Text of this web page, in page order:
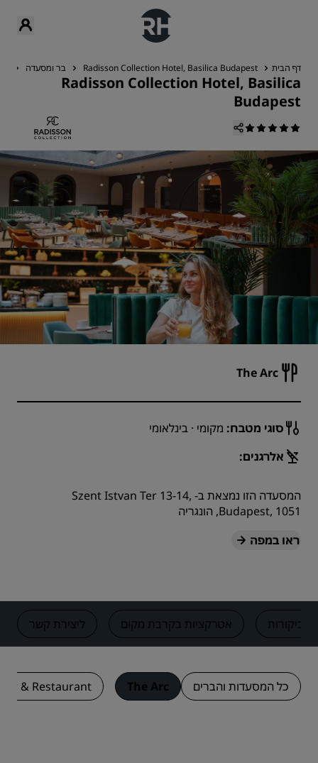
דף הבית Radisson Collection Hotel, Basilica Budapest בר ומסעדה
Radisson Collection Hotel, Basilica
Budapest
The Arc
סוגי מטבח: מקומי · בינלאומי
אלרגנים:
המסעדה הזו נמצאת ב- Szent Istvan Ter 13-14,
Budapest, 1051, הונגריה
ראו במפה
ביקורות אטרקציות בקרבת מקום ליצירת קשר
כל המסעדות והברים The Arc
& Restaurant